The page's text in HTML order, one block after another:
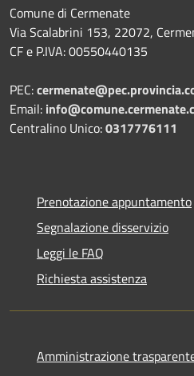
Comune di Cermenate
Via Scalabrini 153, 22072,
CF e P.IVA: 00550440135
PEC:
Email:
Centralino Unico:0317776111
Prenotazione appuntamento
Segnalazione disservizio
Leggi le FAQ
Richiesta assistenza
Amministrazione